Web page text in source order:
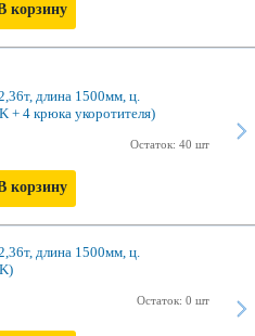
корзину
длина 1500мм, ц.
+ 4 крюка укоротителя)
Остаток: 40 шт
корзину
длина 1500мм, ц.
Остаток: 0 шт